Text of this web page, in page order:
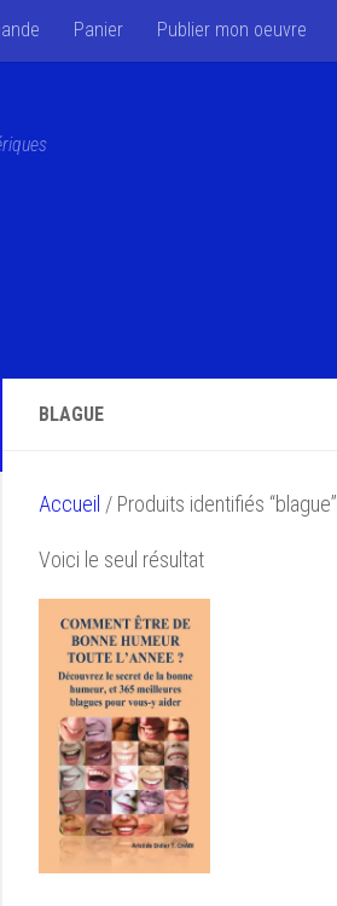
Panier Publier mon oeuvre
BLAGUE
Accueil / Produits identifiés “blague”
Voici le seul résultat